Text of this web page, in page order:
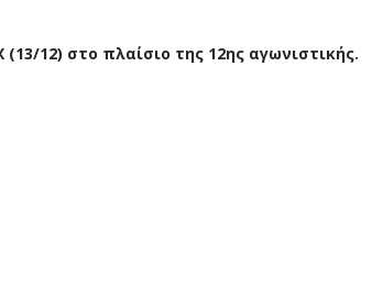
12) στο πλαίσιο της 12ης αγωνιστικής.